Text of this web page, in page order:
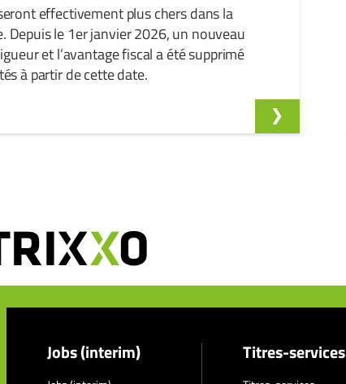
effectivement plus chers dans la
Depuis le 1er janvier 2026, un nouveau
et l’avantage fiscal a été supprimé
à partir de cette date.
Jobs (interim) Titres-services